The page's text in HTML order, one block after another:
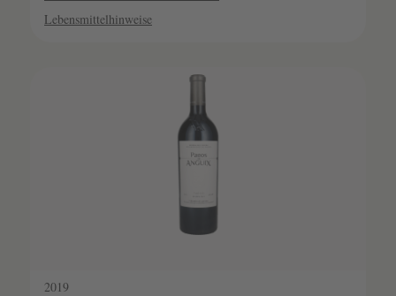
Lebensmittelhinweise
2019